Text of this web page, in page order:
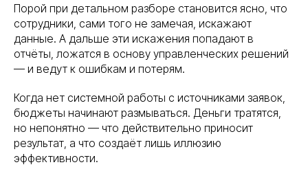
Порой при детальном разборе становится ясно, что
сотрудники, сами того не замечая, искажают
данные. А дальше эти искажения попадают в
отчёты, ложатся в основу управленческих решений
— и ведут к ошибкам и потерям.
Когда нет системной работы с источниками заявок,
бюджеты начинают размываться. Деньги тратятся,
но непонятно — что действительно приносит
результат, а что создаёт лишь иллюзию
эффективности.